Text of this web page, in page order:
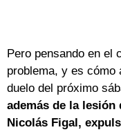
Pero pensando en el
problema, y es cómo
duelo del próximo
además de la lesión
Nicolás Figal,